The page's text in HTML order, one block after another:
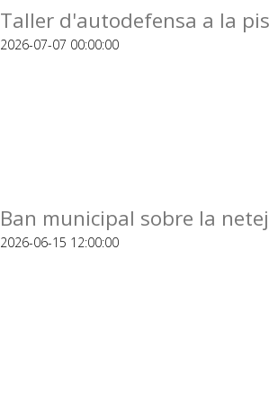
Taller d'autodefensa a la
2026-07-07 00:00:00
Ban municipal sobre la
2026-06-15 12:00:00